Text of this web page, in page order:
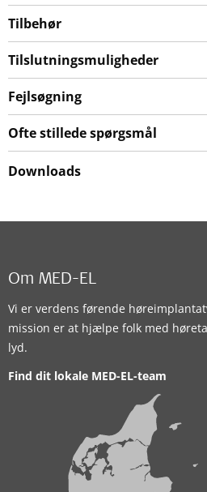
Tilbehør
Tilslutningsmuligheder
Fejlsøgning
Ofte stillede spørgsmål
Downloads
Om MED-EL
Vi er verdens førende
mission er at hjælpe folk med
lyd.
Find dit lokale MED-EL-team